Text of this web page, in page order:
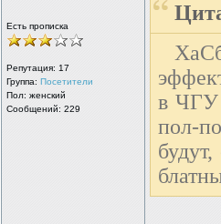
Есть прописка
Репутация: 17
Группа: Посетители
Пол: женский
Сообщений: 229
в ЧГУ
пол-